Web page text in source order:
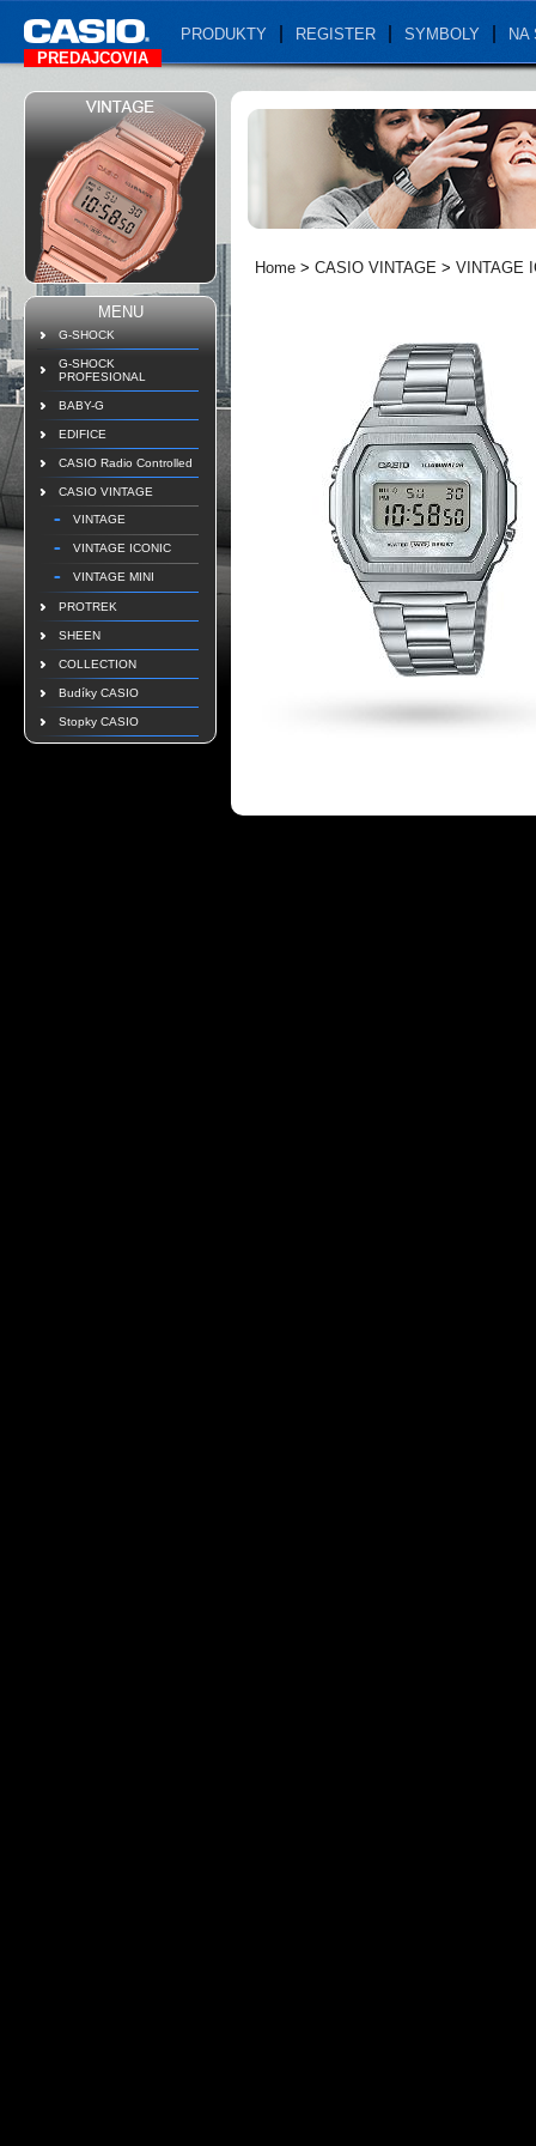
PRODUKTY REGISTER SYMBOLY
NA
PREDAJCOVIA
MENU
G-SHOCK
G-SHOCK
PROFESIONAL
BABY-G
EDIFICE
CASIO Radio Controlled
CASIO VINTAGE
VINTAGE
VINTAGE ICONIC
VINTAGE MINI
PROTREK
SHEEN
COLLECTION
Budíky CASIO
Stopky CASIO
Home > CASIO VINTAGE > VINTAGE